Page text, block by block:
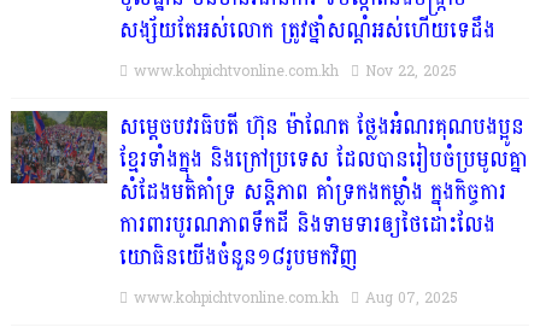
សង្ស័យតែអស់លោក ត្រូវថ្នាំសណ្ដំអស់ហើយទេដឹង
www.kohpichtvonline.com.kh Nov 22, 2025
សម្តេចបវរធិបតី ហ៊ុន ម៉ាណែត ថ្លែងអំណរគុណបងប្អូន
ខ្មែរទាំងក្នុង និងក្រៅប្រទេស ដែលបានរៀបចំប្រមូលគ្នា
សំដែងមតិគាំទ្រ សន្តិភាព គាំទ្រកងកម្លាំង ក្នុងកិច្ចការ
ការពារបូរណភាពទឹកដី និងទាមទារឲ្យថៃដោះលែង
យោធិនយើងចំនួន១៨រូបមកវិញ
www.kohpichtvonline.com.kh Aug 07, 2025